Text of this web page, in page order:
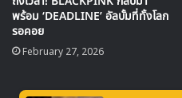
🎙GYUBIN ปลื้มเมืองไทย
MV เพลงใหม่
พร้อม ‘DEADLINE’ อัลบั้มที่ทั้งโลก
รอคอย
February 27, 2026